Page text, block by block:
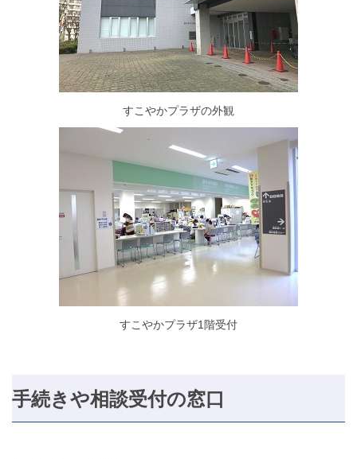
すこやかプラザの外観
すこやかプラザ1階受付
手続きや相談受付の窓口